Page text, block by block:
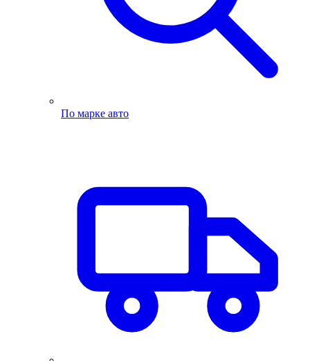
По марке авто